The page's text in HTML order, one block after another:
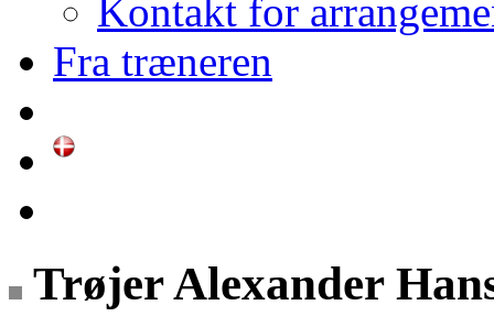
Kontakt for
Fra træneren
Trøjer Alexander